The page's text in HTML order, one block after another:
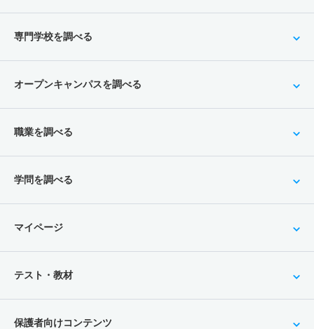
専門学校を調べる
オープンキャンパスを調べる
職業を調べる
学問を調べる
マイページ
テスト・教材
保護者向けコンテンツ